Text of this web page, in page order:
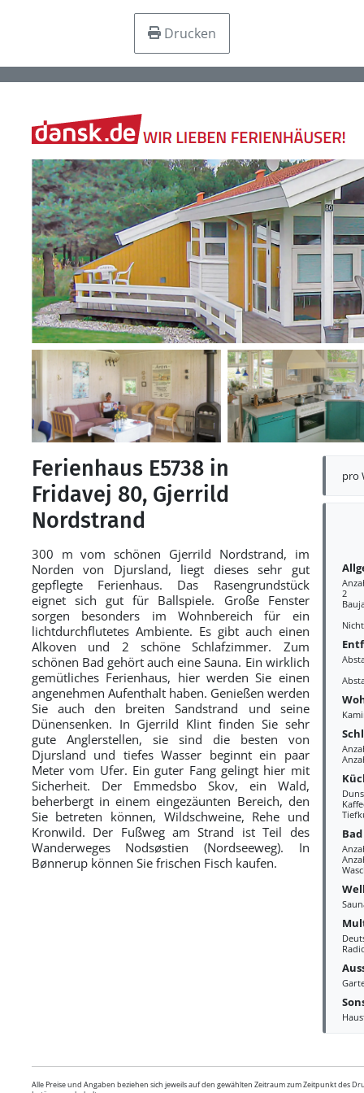
Drucken
pro
2
Bad
Ferienhaus E5738 in
Fridavej 80, Gjerrild
Nordstrand
300 m vom schönen Gjerrild Nordstrand, im
Norden von Djursland, liegt dieses sehr gut
gepflegte Ferienhaus. Das Rasengrundstück
eignet sich gut für Ballspiele. Große Fenster
sorgen besonders im Wohnbereich für ein
lichtdurchflutetes Ambiente. Es gibt auch einen
Alkoven und 2 schöne Schlafzimmer. Zum
schönen Bad gehört auch eine Sauna. Ein wirklich
gemütliches Ferienhaus, hier werden Sie einen
angenehmen Aufenthalt haben. Genießen werden
Sie auch den breiten Sandstrand und seine
Dünensenken. In Gjerrild Klint finden Sie sehr
gute Anglerstellen, sie sind die besten von
Djursland und tiefes Wasser beginnt ein paar
Meter vom Ufer. Ein guter Fang gelingt hier mit
Sicherheit. Der Emmedsbo Skov, ein Wald,
beherbergt in einem eingezäunten Bereich, den
Sie betreten können, Wildschweine, Rehe und
Kronwild. Der Fußweg am Strand ist Teil des
Wanderweges Nodsøstien (Nordseeweg). In
Bønnerup können Sie frischen Fisch kaufen.
Alle Preise und Angaben beziehen sich jeweils auf den gewählten Zeitraum zum Zeitpunkt des